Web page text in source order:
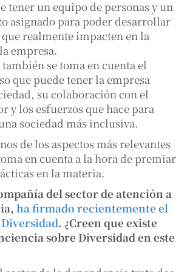
tener un equipo de personas y un
asignado para poder desarrollar
realmente impacten en la
empresa.
se toma en cuenta el
que puede tener la empresa
su colaboración con el
y los esfuerzos que hace para
sociedad más inclusiva.
de los aspectos más relevantes
en cuenta a la hora de premiar
en la materia.
del sector de atención a
ha firmado recientemente el
. ¿Creen que existe
sobre Diversidad en este